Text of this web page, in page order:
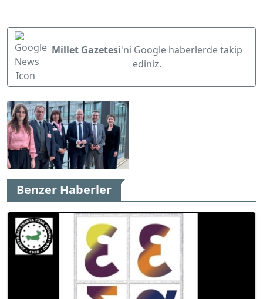
Millet Gazetesi'ni Google haberlerde takip
ediniz.
Benzer Haberler